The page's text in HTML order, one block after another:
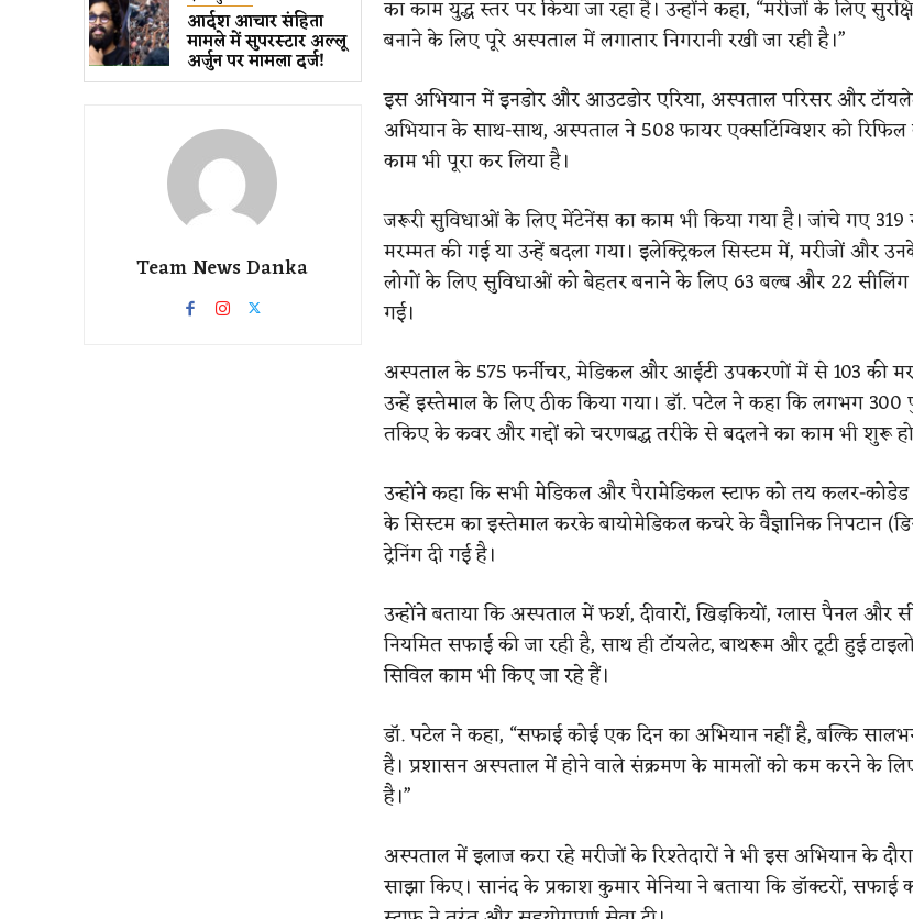
आर्दश आचार संहिता
मामले में सुपरस्टार अल्लू
अर्जुन पर मामला दर्ज!
Team News Danka
का काम युद्ध स्तर पर किया जा रहा है। उन्होंने कहा, “मरीजों के लिए
बनाने के लिए पूरे अस्पताल में लगातार निगरानी रखी जा रही है।”
इस अभियान में इनडोर और आउटडोर एरिया, अस्पताल परिसर और
अभियान के साथ-साथ, अस्पताल ने 508 फायर एक्सटिंग्विशर को
काम भी पूरा कर लिया है।
जरूरी सुविधाओं के लिए मेंटेनेंस का काम भी किया गया है। जांचे गए
मरम्मत की गई या उन्हें बदला गया। इलेक्ट्रिकल सिस्टम में, मरीजों और
लोगों के लिए सुविधाओं को बेहतर बनाने के लिए 63 बल्ब और 22
गई।
अस्पताल के 575 फर्नीचर, मेडिकल और आईटी उपकरणों में से 103 की
उन्हें इस्तेमाल के लिए ठीक किया गया। डॉ. पटेल ने कहा कि लगभग 300
तकिए के कवर और गद्दों को चरणबद्ध तरीके से बदलने का काम भी शुरू
उन्होंने कहा कि सभी मेडिकल और पैरामेडिकल स्टाफ को तय कलर-
के सिस्टम का इस्तेमाल करके बायोमेडिकल कचरे के वैज्ञानिक निपटान
ट्रेनिंग दी गई है।
उन्होंने बताया कि अस्पताल में फर्श, दीवारों, खिड़कियों, ग्लास पैनल और
नियमित सफाई की जा रही है, साथ ही टॉयलेट, बाथरूम और टूटी हुई
सिविल काम भी किए जा रहे हैं।
डॉ. पटेल ने कहा, “सफाई कोई एक दिन का अभियान नहीं है, बल्कि सालभर
है। प्रशासन अस्पताल में होने वाले संक्रमण के मामलों को कम करने के लिए
है।”
अस्पताल में इलाज करा रहे मरीजों के रिश्तेदारों ने भी इस अभियान के
साझा किए। सानंद के प्रकाश कुमार मेनिया ने बताया कि डॉक्टरों, सफाई